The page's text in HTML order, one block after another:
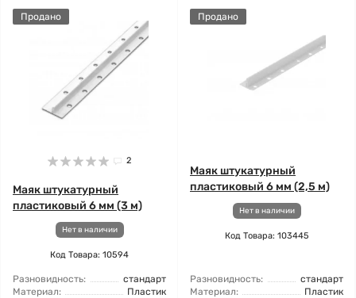
Продано
2
Маяк штукатурный
пластиковый 6 мм (3 м)
Нет в наличии
Код Товара: 10594
Разновидность:
стандарт
Материал:
Пластик
Продано
Маяк штукатурный
пластиковый 6 мм (2,5 м)
Нет в наличии
Код Товара: 103445
Разновидность:
стандарт
Материал:
Пластик